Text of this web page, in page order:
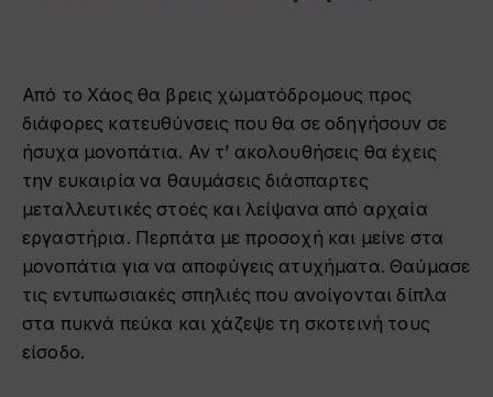
Από το Χάος θα βρεις χωματόδρομους προς
διάφορες κατευθύνσεις που θα σε οδηγήσουν σε
ήσυχα μονοπάτια. Αν τ’ ακολουθήσεις θα έχεις
την ευκαιρία να θαυμάσεις διάσπαρτες
μεταλλευτικές στοές και λείψανα από αρχαία
εργαστήρια. Περπάτα με προσοχή και μείνε στα
μονοπάτια για να αποφύγεις ατυχήματα. Θαύμασε
τις εντυπωσιακές σπηλιές που ανοίγονται δίπλα
στα πυκνά πεύκα και χάζεψε τη σκοτεινή τους
είσοδο.